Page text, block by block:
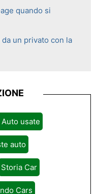
quando si
un privato con la
usate
auto
Storia Car
Cars